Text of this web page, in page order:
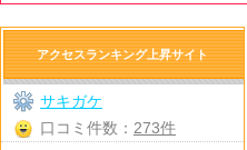
アクセスランキング上昇サイト
サキガケ
口コミ件数： 273件